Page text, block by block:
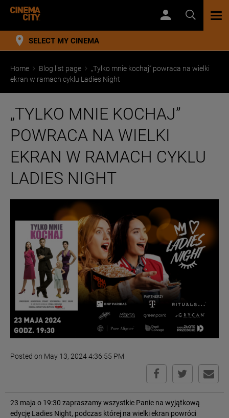
SELECT MY CINEMA
Home Blog list page
„Tylko mnie kochaj” powraca na wielki
ekran w ramach cyklu Ladies Night
„TYLKO MNIE KOCHAJ”
POWRACA NA WIELKI
EKRAN W RAMACH CYKLU
LADIES NIGHT
Posted on May 13, 2024 4:36:55 PM
23 maja o 19:30 zapraszamy wszystkie Panie na wyjątkową
edycję Ladies Night, podczas której na wielki ekran powróci